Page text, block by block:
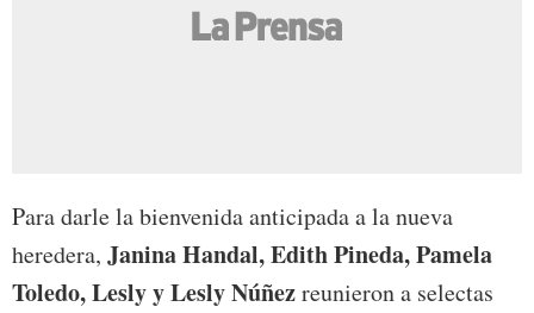
Para darle la bienvenida anticipada a la nueva
heredera, Janina Handal, Edith Pineda, Pamela
Toledo, Lesly y Lesly Núñezreunieron a selectas